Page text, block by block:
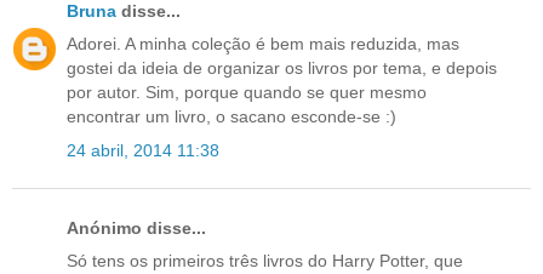
Bruna disse...
Adorei. A minha coleção é bem mais reduzida, mas
gostei da ideia de organizar os livros por tema, e depois
por autor. Sim, porque quando se quer mesmo
encontrar um livro, o sacano esconde-se :)
24 abril, 2014 11:38
Anónimo disse...
Só tens os primeiros três livros do Harry Potter, que